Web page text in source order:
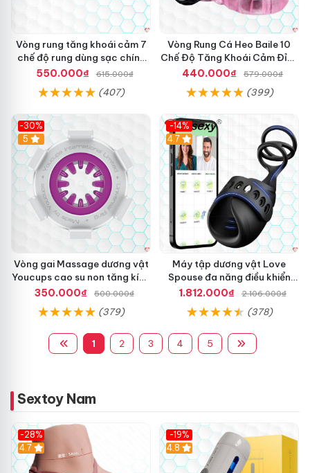
Vòng rung tăng khoái cảm 7
chế độ rung dùng sạc chính
hãng Mỹ
550.000₫ 615.000₫
(407)
Vòng Rung Cá Heo Baile 10
Chế Độ Tăng Khoái Cảm Đỉnh
Cao
440.000₫ 579.000₫
(399)
-30%
5
Vòng gai Massage dương vật
Youcups cao su non tăng kích
thước
350.000₫ 500.000₫
(379)
-14%
4.7
Máy tập dương vật Love
Spouse đa năng điều khiển
app, vòng đeo siêu tiện
1.812.000₫ 2.106.000₫
(378)
1 2 3 4 5
Sextoy Nam
-28%
4.7
-19%
Hot
4.8